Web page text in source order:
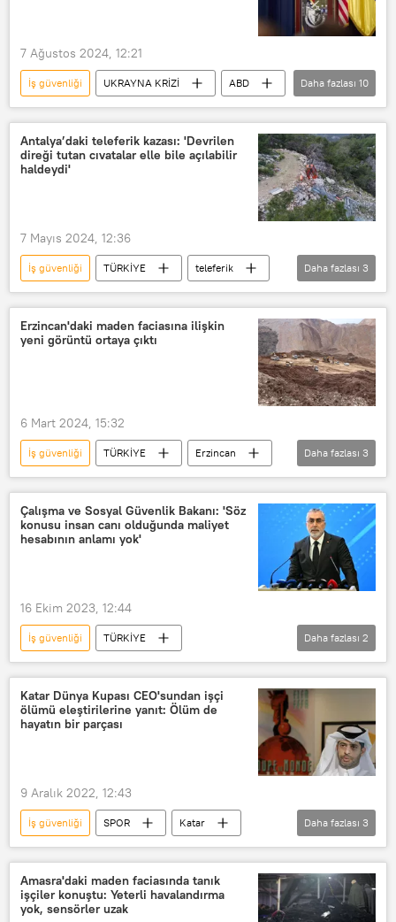
7 Ağustos 2024, 12:21
İş güvenliği UKRAYNA KRİZİ
ABD
savunma sanayi
Ukrayna
askeri işbirliği
Savunma
Kiev
Washington
Daha fazlası 10
Antalya’daki teleferik kazası: 'Devrilen
direği tutan cıvatalar elle bile açılabilir
haldeydi'
7 Mayıs 2024, 12:36
İş güvenliği TÜRKİYE
teleferik
Antalya
Kaza iddianame
Daha fazlası 3
Erzincan'daki maden faciasına ilişkin
yeni görüntü ortaya çıktı
6 Mart 2024, 15:32
İş güvenliği TÜRKİYE
Erzincan
Toprak kayması
işçi
Don Maeng
Daha fazlası 3
Çalışma ve Sosyal Güvenlik Bakanı: 'Söz
konusu insan canı olduğunda maliyet
hesabının anlamı yok'
16 Ekim 2023, 12:44
İş güvenliği
TÜRKİYE
Çalışma ve Sosyal Güvenlik Bakanı
vedat ışıkhan
Daha fazlası 2
Katar Dünya Kupası CEO'sundan işçi
ölümü eleştirilerine yanıt: Ölüm de
hayatın bir parçası
9 Aralık 2022, 12:43
İş güvenliği SPOR
Katar
2022 Dünya Kupası
2022 FIFA Dünya Kupası
İşçi ölümü
Daha fazlası 3
Amasra'daki maden faciasında tanık
işçiler konuştu: Yeterli havalandırma
yok, sensörler uzak